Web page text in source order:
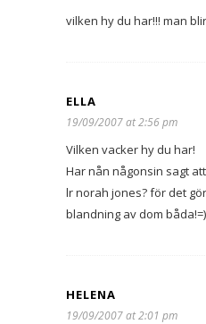
vilken hy du har!!! man
ELLA
19/09/2007 at 2:56 pm
Vilken vacker hy du har!
Har nån någonsin sagt
lr norah jones? för det
blandning av dom båda!=)
HELENA
19/09/2007 at 2:01 pm